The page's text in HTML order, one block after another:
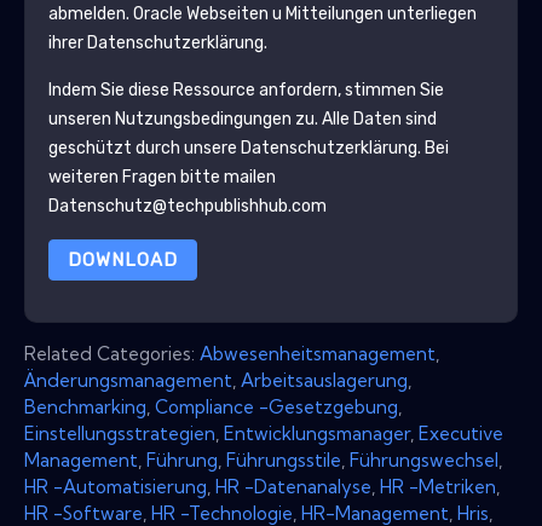
abmelden. Oracle Webseiten u Mitteilungen unterliegen
ihrer Datenschutzerklärung.
Indem Sie diese Ressource anfordern, stimmen Sie
unseren Nutzungsbedingungen zu. Alle Daten sind
geschützt durch unsere Datenschutzerklärung. Bei
weiteren Fragen bitte mailen
Datenschutz@techpublishhub.com
DOWNLOAD
Related Categories: Abwesenheitsmanagement
Änderungsmanagement Arbeitsauslagerung
Benchmarking Compliance -Gesetzgebung
Einstellungsstrategien Entwicklungsmanager, Executive
Management Führung Führungsstile Führungswechsel
HR -Automatisierung HR -Datenanalyse HR -Metriken
HR -Software HR -Technologie HR-Management Hris